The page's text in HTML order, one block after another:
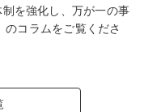
を強化し、万が一の事
コラムをご覧くださ